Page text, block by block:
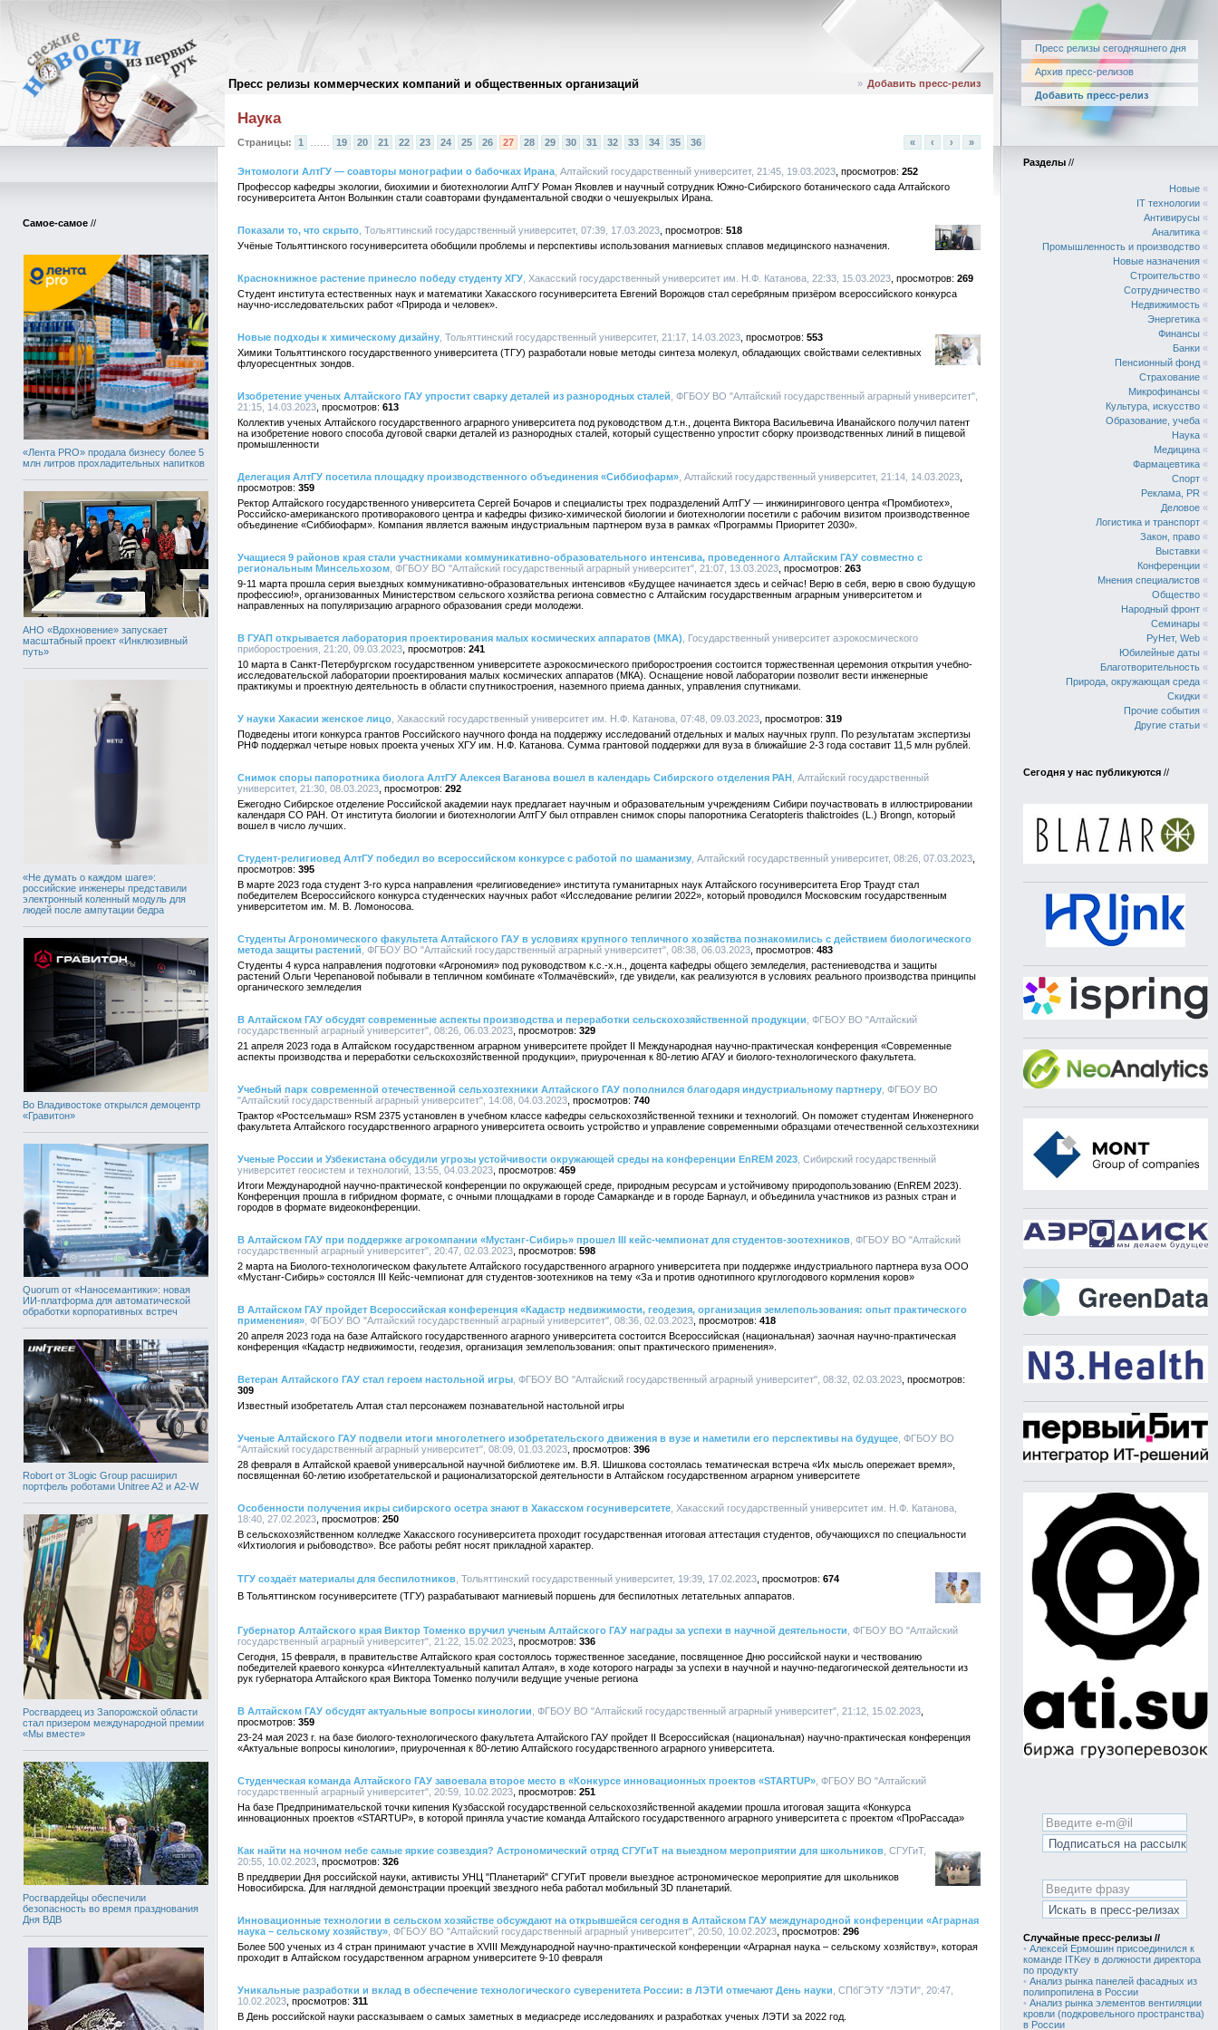
Пресс релизы коммерческих компаний и общественных организаций
Пресс релизы сегодняшнего дня
Архив пресс-релизов
Добавить пресс-релиз
Самое-самое //
«Лента PRO» продала бизнесу более 5
млн литров прохладительных напитков
АНО «Вдохновение» запускает
масштабный проект «Инклюзивный
путь»
«Не думать о каждом шаге»:
российские инженеры представили
электронный коленный модуль для
людей после ампутации бедра
Во Владивостоке открылся демоцентр
«Гравитон»
Quorum от «Наносемантики»: новая
ИИ-платформа для автоматической
обработки корпоративных встреч
Robort от 3Logic Group расширил
портфель роботами Unitree A2 и A2-W
Росгвардеец из Запорожской области
стал призером международной премии
«Мы вместе»
Росгвардейцы обеспечили
безопасность во время празднования
Дня ВДВ
Архив пресс-релизов// » Добавить пресс-релиз
Наука
Страницы: 1 19 20 21 22 23 24 25 26 27 28 29 30 31 32 33 34 35 36 « ‹ › »
Энтомологи АлтГУ — соавторы монографии о бабочках Ирана , Алтайский государственный университет, 21:45, 19.03.2023
252
Профессор кафедры экологии, биохимии и биотехнологии АлтГУ Роман Яковлев и научный сотрудник Южно-Сибирского ботанического сада Алтайского
госуниверситета Антон Волынкин стали соавторами фундаментальной сводки о чешуекрылых Ирана.
Показали то, что скрыто , Тольяттинский государственный университет, 07:39, 17.03.2023
518
Учёные Тольяттинского госуниверситета обобщили проблемы и перспективы использования магниевых сплавов медицинского назначения.
Краснокнижное растение принесло победу студенту ХГУ , Хакасский государственный университет им. Н.Ф. Катанова, 22:33, 15.03.2023
269
Студент института естественных наук и математики Хакасского госуниверситета Евгений Ворожцов стал серебряным призёром всероссийского конкурса
научно-исследовательских работ «Природа и человек».
Новые подходы к химическому дизайну , Тольяттинский государственный университет, 21:17, 14.03.2023
553
Химики Тольяттинского государственного университета (ТГУ) разработали новые методы синтеза молекул, обладающих свойствами селективных
флуоресцентных зондов.
Изобретение ученых Алтайского ГАУ упростит сварку деталей из разнородных сталей , ФГБОУ ВО "Алтайский государственный аграрный университет",
21:15, 14.03.2023
613
Коллектив ученых Алтайского государственного аграрного университета под руководством д.т.н., доцента Виктора Васильевича Иванайского получил патент
на изобретение нового способа дуговой сварки деталей из разнородных сталей, который существенно упростит сборку производственных линий в пищевой
промышленности
Делегация АлтГУ посетила площадку производственного объединения «Сиббиофарм» , Алтайский государственный университет, 21:14, 14.03.2023
359
Ректор Алтайского государственного университета Сергей Бочаров и специалисты трех подразделений АлтГУ — инжинирингового центра «Промбиотех»,
Российско-американского противоракового центра и кафедры физико-химической биологии и биотехнологии посетили с рабочим визитом производственное
объединение «Сиббиофарм». Компания является важным индустриальным партнером вуза в рамках «Программы Приоритет 2030».
Учащиеся 9 районов края стали участниками коммуникативно-образовательного интенсива, проведенного Алтайским ГАУ совместно с
региональным Минсельхозом , ФГБОУ ВО "Алтайский государственный аграрный университет", 21:07, 13.03.2023
263
9-11 марта прошла серия выездных коммуникативно-образовательных интенсивов «Будущее начинается здесь и сейчас! Верю в себя, верю в свою будущую
профессию!», организованных Министерством сельского хозяйства региона совместно с Алтайским государственным аграрным университетом и
направленных на популяризацию аграрного образования среди молодежи.
В ГУАП открывается лаборатория проектирования малых космических аппаратов (МКА) , Государственный университет аэрокосмического
приборостроения, 21:20, 09.03.2023
241
10 марта в Санкт-Петербургском государственном университете аэрокосмического приборостроения состоится торжественная церемония открытия учебно-
исследовательской лаборатории проектирования малых космических аппаратов (МКА). Оснащение новой лаборатории позволит вести инженерные
практикумы и проектную деятельность в области спутникостроения, наземного приема данных, управления спутниками.
У науки Хакасии женское лицо , Хакасский государственный университет им. Н.Ф. Катанова, 07:48, 09.03.2023
319
Подведены итоги конкурса грантов Российского научного фонда на поддержку исследований отдельных и малых научных групп. По результатам экспертизы
РНФ поддержал четыре новых проекта ученых ХГУ им. Н.Ф. Катанова. Сумма грантовой поддержки для вуза в ближайшие 2-3 года составит 11,5 млн рублей.
Снимок споры папоротника биолога АлтГУ Алексея Ваганова вошел в календарь Сибирского отделения РАН , Алтайский государственный
университет, 21:30, 08.03.2023
292
Ежегодно Сибирское отделение Российской академии наук предлагает научным и образовательным учреждениям Сибири поучаствовать в иллюстрировании
календаря СО РАН. От института биологии и биотехнологии АлтГУ был отправлен снимок споры папоротника Ceratopteris thalictroides (L.) Brongn, который
вошел в число лучших.
Студент-религиовед АлтГУ победил во всероссийском конкурсе с работой по шаманизму , Алтайский государственный университет, 08:26, 07.03.2023
395
В марте 2023 года студент 3-го курса направления «религиоведение» института гуманитарных наук Алтайского госуниверситета Егор Траудт стал
победителем Всероссийского конкурса студенческих научных работ «Исследование религии 2022», который проводился Московским государственным
университетом им. М. В. Ломоносова.
Студенты Агрономического факультета Алтайского ГАУ в условиях крупного тепличного хозяйства познакомились с действием биологического
метода защиты растений , ФГБОУ ВО "Алтайский государственный аграрный университет", 08:38, 06.03.2023
483
Студенты 4 курса направления подготовки «Агрономия» под руководством к.с.-х.н., доцента кафедры общего земледелия, растениеводства и защиты
растений Ольги Черепановой побывали в тепличном комбинате «Толмачёвский», где увидели, как реализуются в условиях реального производства принципы
органического земледелия
В Алтайском ГАУ обсудят современные аспекты производства и переработки сельскохозяйственной продукции , ФГБОУ ВО "Алтайский
государственный аграрный университет", 08:26, 06.03.2023
329
21 апреля 2023 года в Алтайском государственном аграрном университете пройдет II Международная научно-практическая конференция «Современные
аспекты производства и переработки сельскохозяйственной продукции», приуроченная к 80-летию АГАУ и биолого-технологического факультета.
Учебный парк современной отечественной сельхозтехники Алтайского ГАУ пополнился благодаря индустриальному партнеру , ФГБОУ ВО
"Алтайский государственный аграрный университет", 14:08, 04.03.2023
740
Трактор «Ростсельмаш» RSM 2375 установлен в учебном классе кафедры сельскохозяйственной техники и технологий. Он поможет студентам Инженерного
факультета Алтайского государственного аграрного университета освоить устройство и управление современными образцами отечественной сельхозтехники
Ученые России и Узбекистана обсудили угрозы устойчивости окружающей среды на конференции EnREM 2023 , Сибирский государственный
университет геосистем и технологий, 13:55, 04.03.2023
459
Итоги Международной научно-практической конференции по окружающей среде, природным ресурсам и устойчивому природопользованию (EnREM 2023).
Конференция прошла в гибридном формате, с очными площадками в городе Самарканде и в городе Барнаул, и объединила участников из разных стран и
городов в формате видеоконференции.
В Алтайском ГАУ при поддержке агрокомпании «Мустанг-Сибирь» прошел III кейс-чемпионат для студентов-зоотехников , ФГБОУ ВО "Алтайский
государственный аграрный университет", 20:47, 02.03.2023
598
2 марта на Биолого-технологическом факультете Алтайского государственного аграрного университета при поддержке индустриального партнера вуза ООО
«Мустанг-Сибирь» состоялся III Кейс-чемпионат для студентов-зоотехников на тему «За и против однотипного круглогодового кормления коров»
В Алтайском ГАУ пройдет Всероссийская конференция «Кадастр недвижимости, геодезия, организация землепользования: опыт практического
применения» , ФГБОУ ВО "Алтайский государственный аграрный университет", 08:36, 02.03.2023
418
20 апреля 2023 года на базе Алтайского государственного агарного университета состоится Всероссийская (национальная) заочная научно-практическая
конференция «Кадастр недвижимости, геодезия, организация землепользования: опыт практического применения».
Ветеран Алтайского ГАУ стал героем настольной игры , ФГБОУ ВО "Алтайский государственный аграрный университет", 08:32, 02.03.2023
309
Известный изобретатель Алтая стал персонажем познавательной настольной игры
Ученые Алтайского ГАУ подвели итоги многолетнего изобретательского движения в вузе и наметили его перспективы на будущее , ФГБОУ ВО
"Алтайский государственный аграрный университет", 08:09, 01.03.2023
396
28 февраля в Алтайской краевой универсальной научной библиотеке им. В.Я. Шишкова состоялась тематическая встреча «Их мысль опережает время»,
посвященная 60-летию изобретательской и рационализаторской деятельности в Алтайском государственном аграрном университете
Особенности получения икры сибирского осетра знают в Хакасском госуниверситете , Хакасский государственный университет им. Н.Ф. Катанова,
18:40, 27.02.2023
250
В сельскохозяйственном колледже Хакасского госуниверситета проходит государственная итоговая аттестация студентов, обучающихся по специальности
«Ихтиология и рыбоводство». Все работы ребят носят прикладной характер.
ТГУ создаёт материалы для беспилотников , Тольяттинский государственный университет, 19:39, 17.02.2023
674
В Тольяттинском госуниверситете (ТГУ) разрабатывают магниевый поршень для беспилотных летательных аппаратов.
Губернатор Алтайского края Виктор Томенко вручил ученым Алтайского ГАУ награды за успехи в научной деятельности , ФГБОУ ВО "Алтайский
государственный аграрный университет", 21:22, 15.02.2023
336
Сегодня, 15 февраля, в правительстве Алтайского края состоялось торжественное заседание, посвященное Дню российской науки и чествованию
победителей краевого конкурса «Интеллектуальный капитал Алтая», в ходе которого награды за успехи в научной и научно-педагогической деятельности из
рук губернатора Алтайского края Виктора Томенко получили ведущие ученые региона
В Алтайском ГАУ обсудят актуальные вопросы кинологии , ФГБОУ ВО "Алтайский государственный аграрный университет", 21:12, 15.02.2023
359
23-24 мая 2023 г. на базе биолого-технологического факультета Алтайского ГАУ пройдет II Всероссийская (национальная) научно-практическая конференция
«Актуальные вопросы кинологии», приуроченная к 80-летию Алтайского государственного аграрного университета.
Студенческая команда Алтайского ГАУ завоевала второе место в «Конкурсе инновационных проектов «STARTUP» , ФГБОУ ВО "Алтайский
государственный аграрный университет", 20:59, 10.02.2023
251
На базе Предпринимательской точки кипения Кузбасской государственной сельскохозяйственной академии прошла итоговая защита «Конкурса
инновационных проектов «STARTUP», в которой приняла участие команда Алтайского государственного аграрного университета с проектом «ПроРассада»
Как найти на ночном небе самые яркие созвездия? Астрономический отряд СГУГиТ на выездном мероприятии для школьников , СГУГиТ,
20:55, 10.02.2023
326
В преддверии Дня российской науки, активисты УНЦ "Планетарий" СГУГиТ провели выездное астрономическое мероприятие для школьников
Новосибирска. Для наглядной демонстрации проекций звездного неба работал мобильный 3D планетарий.
Инновационные технологии в сельском хозяйстве обсуждают на открывшейся сегодня в Алтайском ГАУ международной конференции «Аграрная
наука – сельскому хозяйству» , ФГБОУ ВО "Алтайский государственный аграрный университет", 20:50, 10.02.2023
296
Более 500 ученых из 4 стран принимают участие в XVIII Международной научно-практической конференции «Аграрная наука – сельскому хозяйству», которая
проходит в Алтайском государственном аграрном университете 9-10 февраля
Уникальные разработки и вклад в обеспечение технологического суверенитета России: в ЛЭТИ отмечают День науки , СПбГЭТУ "ЛЭТИ", 20:47,
10.02.2023
311
В День российской науки рассказываем о самых заметных в медиасреде исследованиях и разработках ученых ЛЭТИ за 2022 год.
Разделы //
Новые «
IT технологии «
Антивирусы «
Аналитика «
Промышленность и производство «
Новые назначения «
Строительство «
Сотрудничество «
Недвижимость «
Энергетика «
Финансы «
Банки «
Пенсионный фонд «
Страхование «
Микрофинансы «
Культура, искусство «
Образование, учеба «
Наука «
Медицина «
Фармацевтика «
Спорт «
Реклама, PR «
Деловое «
Логистика и транспорт «
Закон, право «
Выставки «
Конференции «
Мнения специалистов «
Общество «
Народный фронт «
Семинары «
РуНет, Web «
Юбилейные даты «
Благотворительность «
Природа, окружающая среда «
Скидки «
Прочие события «
Другие статьи «
Сегодня у нас публикуются //
Случайные пресс-релизы //
• Алексей Ермошин присоединился к
команде ITKey в должности директора
по продукту
• Анализ рынка панелей фасадных из
полипропилена в России
• Анализ рынка элементов вентиляции
кровли (подкровельного пространства)
в России